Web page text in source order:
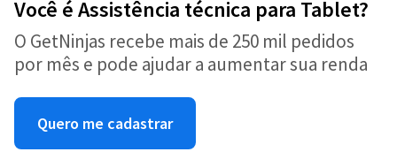
Você é Assistência técnica para Tablet?
O GetNinjas recebe mais de 250 mil pedidos
por mês e pode ajudar a aumentar sua renda
Quero me cadastrar